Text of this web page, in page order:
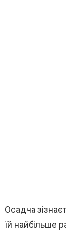
Осадча
їй найбільше